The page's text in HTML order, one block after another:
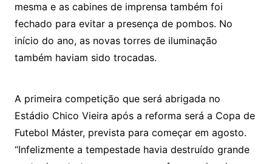
mesma e as cabines de imprensa também foi
fechado para evitar a presença de pombos. No
início do ano, as novas torres de iluminação
também haviam sido trocadas.
A primeira competição que será abrigada no
Estádio Chico Vieira após a reforma será a Copa de
Futebol Máster, prevista para começar em agosto.
“Infelizmente a tempestade havia destruído grande